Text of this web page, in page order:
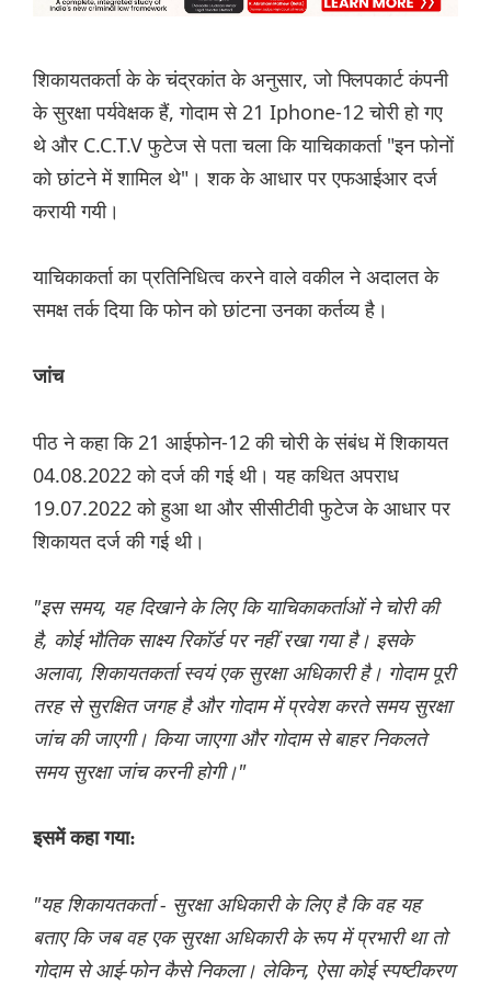
शिकायतकर्ता के के चंद्रकांत के अनुसार, जो फ्लिपकार्ट कंपनी
के सुरक्षा पर्यवेक्षक हैं, गोदाम से 21 Iphone-12 चोरी हो गए
थे और C.C.T.V फुटेज से पता चला कि याचिकाकर्ता "इन फोनों
को छांटने में शामिल थे"। शक के आधार पर एफआईआर दर्ज
करायी गयी।
याचिकाकर्ता का प्रतिनिधित्व करने वाले वकील ने अदालत के
समक्ष तर्क दिया कि फोन को छांटना उनका कर्तव्य है।
जांच
पीठ ने कहा कि 21 आईफोन-12 की चोरी के संबंध में शिकायत
04.08.2022 को दर्ज की गई थी। यह कथित अपराध
19.07.2022 को हुआ था और सीसीटीवी फुटेज के आधार पर
शिकायत दर्ज की गई थी।
"इस समय, यह दिखाने के लिए कि याचिकाकर्ताओं ने चोरी की
है, कोई भौतिक साक्ष्य रिकॉर्ड पर नहीं रखा गया है। इसके
अलावा, शिकायतकर्ता स्वयं एक सुरक्षा अधिकारी है। गोदाम पूरी
तरह से सुरक्षित जगह है और गोदाम में प्रवेश करते समय सुरक्षा
जांच की जाएगी। किया जाएगा और गोदाम से बाहर निकलते
समय सुरक्षा जांच करनी होगी।"
इसमें कहा गया:
"यह शिकायतकर्ता - सुरक्षा अधिकारी के लिए है कि वह यह
बताए कि जब वह एक सुरक्षा अधिकारी के रूप में प्रभारी था तो
गोदाम से आई-फोन कैसे निकला। लेकिन, ऐसा कोई स्पष्टीकरण